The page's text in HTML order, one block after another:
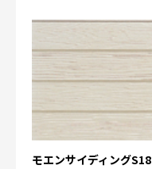
モエンサイディングS18